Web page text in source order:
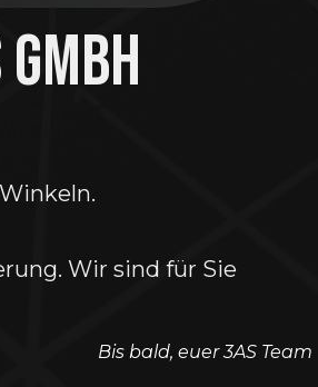
Wir sind für Sie
Bis bald, euer 3AS Team